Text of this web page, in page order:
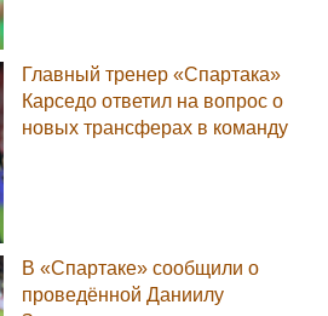
Главный тренер «Спартака»
Карседо ответил на вопрос о
новых трансферах в команду
В «Спартаке» сообщили о
проведённой Даниилу